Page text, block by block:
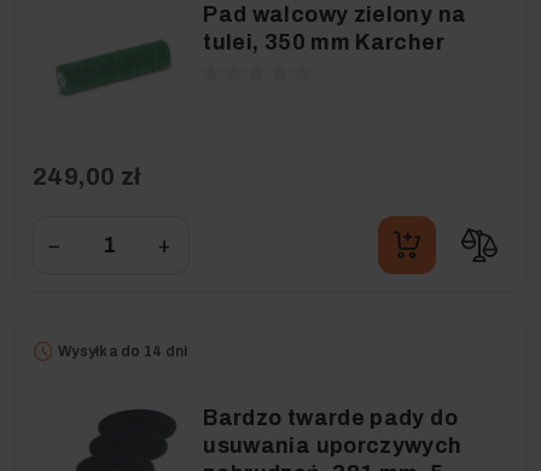
Pad walcowy zielony na
tulei, 350 mm Karcher
249,00 zł
− +
Wysyłka do 14 dni
Bardzo twarde pady do
usuwania uporczywych